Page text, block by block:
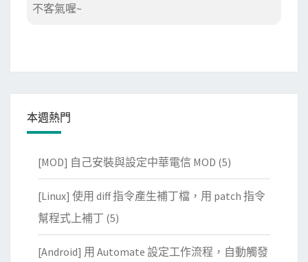
不客氣喔~
本週熱門
[MOD] 自己安裝與設定中華電信 MOD (5)
[Linux] 使用 diff 指令產生補丁檔，用 patch 指令
幫程式上補丁 (5)
[Android] 用 Automate 設定工作流程，自動觸發